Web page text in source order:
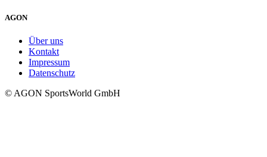
AGON
Über uns
Kontakt
Impressum
Datenschutz
© AGON SportsWorld GmbH